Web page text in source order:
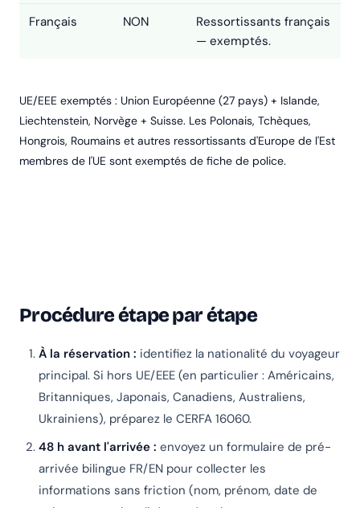
Français NON
Ressortissants français
— exemptés.
UE/EEE exemptés : Union Européenne (27 pays) + Islande,
Liechtenstein, Norvège + Suisse. Les Polonais, Tchèques,
Hongrois, Roumains et autres ressortissants d'Europe de l'Est
membres de l'UE sont exemptés de fiche de police.
Procédure étape par étape
À la réservation : identifiez la nationalité du voyageur
principal. Si hors UE/EEE (en particulier : Américains,
Britanniques, Japonais, Canadiens, Australiens,
Ukrainiens), préparez le CERFA 16060.
48 h avant l'arrivée : envoyez un formulaire de pré-
arrivée bilingue FR/EN pour collecter les
informations sans friction (nom, prénom, date de